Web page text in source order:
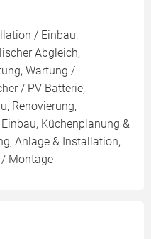
/ Einbau,
Abgleich,
Wartung /
/ PV Batterie,
Renovierung,
Küchenplanung &
Anlage & Installation,
Montage